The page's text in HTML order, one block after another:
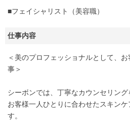
■フェイシャリスト（美容職）
仕事内容
＜美のプロフェッショナルとして、
事＞
シーボンでは、丁寧なカウンセリング
お客様一人ひとりに合わせたスキン
す。